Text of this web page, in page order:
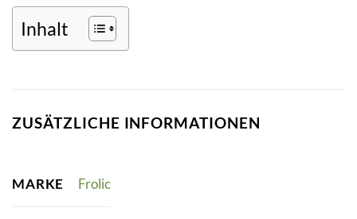
Inhalt
ZUSÄTZLICHE INFORMATIONEN
MARKE Frolic